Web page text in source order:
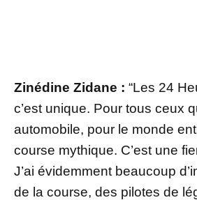
Zinédine Zidane : “Les 24
c’est unique. Pour tous ceux
automobile, pour le monde
course mythique. C’est une
J’ai évidemment beaucoup
de la course, des pilotes de